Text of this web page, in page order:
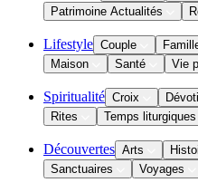
Patrimoine Actualités
Lifestyle Couple
Maison
Santé Vie
Spiritualité Croix
Rites
Temps liturgiques
Découvertes Arts
Sanctuaires
Voyages